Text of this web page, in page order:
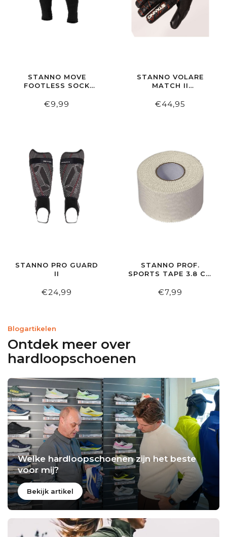
STANNO MOVE
FOOTLESS SOCK
€9,99
STANNO VOLARE
MATCH II
€44,95
STANNO PRO GUARD
II
€24,99
STANNO PROF.
SPORTS TAPE 3.8 CM
€7,99
Blogartikelen
Ontdek meer over
hardloopschoenen
Welke hardloopschoenen zijn het beste
voor mij?
Bekijk artikel